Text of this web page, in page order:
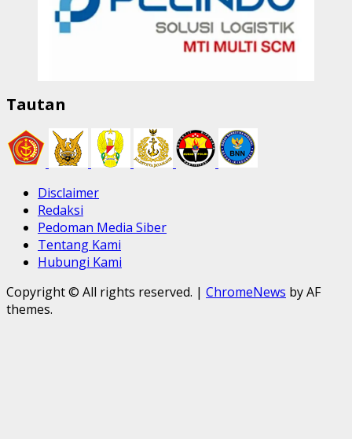
Tautan
Disclaimer
Redaksi
Pedoman Media Siber
Tentang Kami
Hubungi Kami
Copyright © All rights reserved. | ChromeNews by AF
themes.